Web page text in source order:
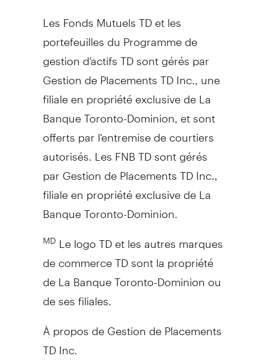
Les Fonds Mutuels TD et les
portefeuilles du Programme de
gestion d'actifs TD sont gérés par
Gestion de Placements TD Inc., une
filiale en propriété exclusive de La
Banque Toronto-Dominion, et sont
offerts par l'entremise de courtiers
autorisés. Les FNB TD sont gérés
par Gestion de Placements TD Inc.,
filiale en propriété exclusive de La
Banque Toronto-Dominion.
MD Le logo TD et les autres marques
de commerce TD sont la propriété
de La Banque Toronto-Dominion ou
de ses filiales.
À propos de Gestion de Placements
TD Inc.